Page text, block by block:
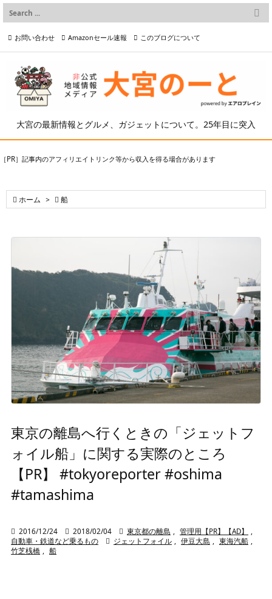
大宮の最新情報とグルメ、ガジェットについて。25年目に突入

メニュー

検索
お問い合わせ Amazonセール速報 このブログについて
プライバシーポリシー等
［PR］記事内のアフィリエイトリンク等から収入を得る場合があります
 ホーム >  船
東京の離島へ行くときの「ジェットフ
ォイル船」に関する実際のところ
【PR】 #tokyoreporter #oshima
#tamashima
 2016/12/24  2018/02/04  東京都の離島 , 管理用【PR】【AD】
,
自動車・鉄道など乗るもの
 ジェットフォイル , 伊豆大島 , 東海汽船 ,
竹芝桟橋 , 船